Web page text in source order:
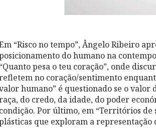
“Risco no tempo”, Ângelo Ribeiro
do humano na
“Quanto pesa o teu coração”, onde
no coração/sentimento
humano” é questionado se o valor
do credo, da idade, do poder
condição. Por último, em “Territórios de
que exploram a